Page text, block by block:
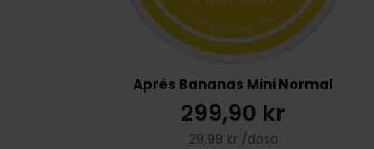
Après Bananas Mini Normal
299,90 kr
29,99 kr /dosa